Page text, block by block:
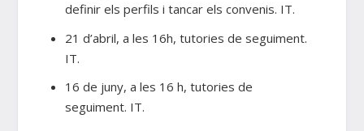
definir els perfils i tancar els convenis. IT.
21 d’abril, a les 16h, tutories de seguiment.
IT.
16 de juny, a les 16 h, tutories de
seguiment. IT.